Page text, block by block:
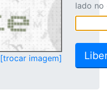
[trocar imagem]
lado no